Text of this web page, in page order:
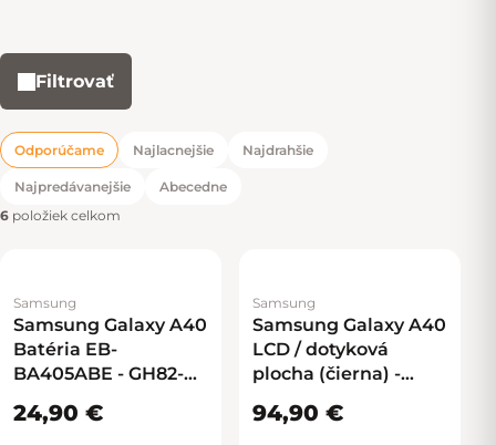
Filtrovať
Radenie produktov
Odporúčame Najlacnejšie Najdrahšie
Najpredávanejšie
Abecedne
6 položiek celkom
Výpis produktov
Samsung
Samsung Galaxy A40
Batéria EB-
BA405ABE - GH82-
24,90 €
Samsung
Samsung Galaxy A40
LCD / dotyková
plocha (čierna) -
19674A
94,90 €